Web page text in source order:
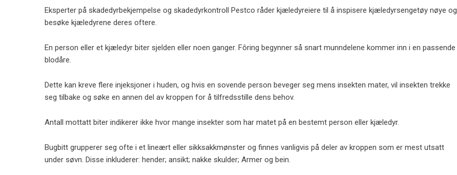
Eksperter på skadedyrbekjempelse og skadedyrkontroll Pestco råder kjæledyreiere til å inspisere kjæledyrsengetøy nøye og
besøke kjæledyrene deres oftere.
En person eller et kjæledyr biter sjelden eller noen ganger. Fôring begynner så snart munndelene kommer inn i en passende
blodåre.
Dette kan kreve flere injeksjoner i huden, og hvis en sovende person beveger seg mens insekten mater, vil insekten trekke
seg tilbake og søke en annen del av kroppen for å tilfredsstille dens behov.
Antall mottatt biter indikerer ikke hvor mange insekter som har matet på en bestemt person eller kjæledyr.
Bugbitt grupperer seg ofte i et lineært eller sikksakkmønster og finnes vanligvis på deler av kroppen som er mest utsatt
under søvn. Disse inkluderer: hender; ansikt; nakke skulder; Armer og bein.